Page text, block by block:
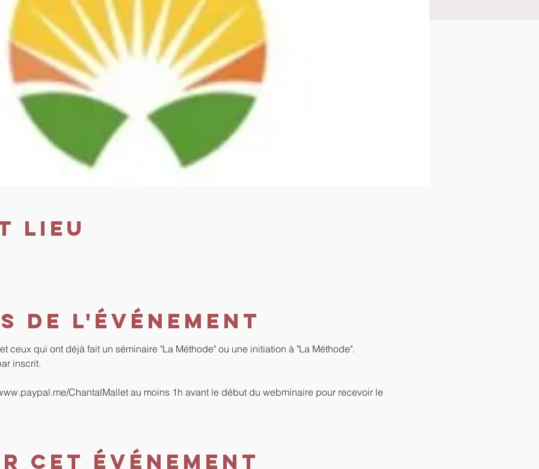
lieu
de l'événement
ceux qui ont déjà fait un séminaire "La Méthode" ou une initiation à "La Méthode".
inscrit.
ChantalMallet au moins 1h avant le début du webminaire pour recevoir le
cet événement